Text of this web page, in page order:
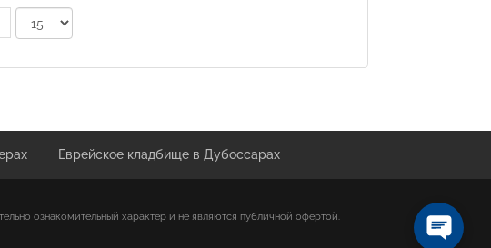
Еврейское кладбище в Дубоссарах
ознакомительный характер и не являются публичной офертой.